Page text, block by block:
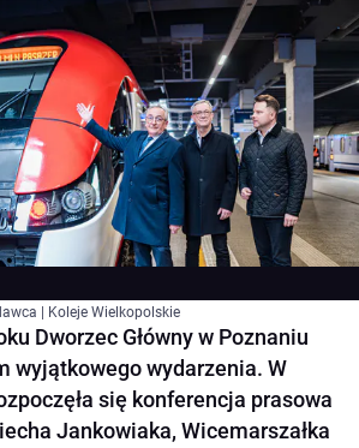
| Koleje Wielkopolskie
Dworzec Główny w Poznaniu
wyjątkowego wydarzenia. W
się konferencja prasowa
Jankowiaka, Wicemarszałka